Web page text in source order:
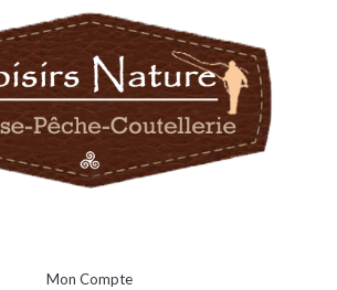
Mon Compte